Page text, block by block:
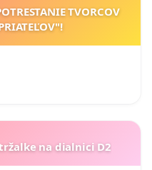
TVORCOV
na dialnici D2